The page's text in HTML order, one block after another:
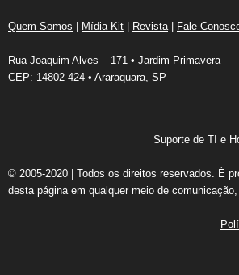
Quem Somos | Mídia Kit | Revista | Fale
Rua Joaquim Alves – 171 • Jardim Primavera
CEP: 14802-424 • Araraquara, SP
Suporte de TI e
© 2005-2020 | Todos os direitos reservados. É
desta página em qualquer meio de